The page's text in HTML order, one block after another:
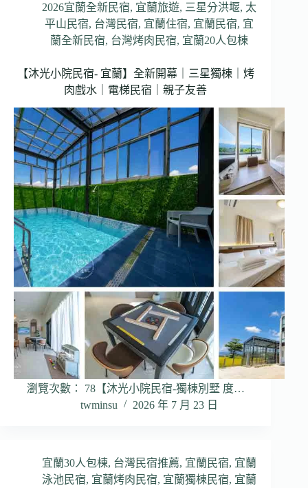
2026宜蘭全新民宿, 宜蘭旅遊, 三星分洪堰, 太
平山民宿, 台灣民宿, 宜蘭住宿, 宜蘭民宿, 宜
蘭全新民宿, 台灣烤肉民宿, 宜蘭20人包棟
【沐光小院民宿- 宜蘭】全新開幕｜三星獨棟｜烤
肉戲水｜電梯民宿｜親子友善
瀏覽次數： 78【沐光小院民宿-獨棟別墅 度…
twminsu
2026 年 7 月 23 日
宜蘭30人包棟, 台灣民宿推薦, 宜蘭民宿, 宜蘭
泳池民宿, 宜蘭烤肉民宿, 宜蘭獨棟民宿, 宜蘭